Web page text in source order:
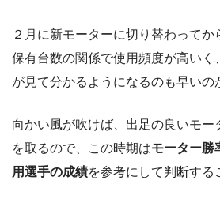
２月に新モーターに切り替わってか
保有台数の関係で使用頻度が高いく
が見て分かるようになるのも早いの
向かい風が吹けば、出足の良いモー
を取るので、この時期はモーター勝
用選手の成績を参考にして判断する